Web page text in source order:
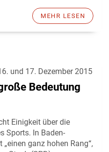
MEHR LESEN
und 17. Dezember 2015
Bedeutung
Einigkeit über die
Sports. In Baden-
ganz hohen Rang“,